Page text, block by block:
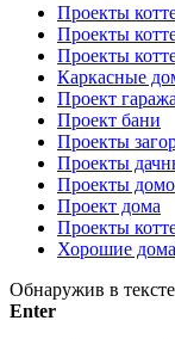
Проекты
Проекты
Проекты
Каркасные
Проект гаража
Проект бани
Проекты
Проекты
Проекты
Проект дома
Проекты
Хорошие дома
Обнаружив в
Enter